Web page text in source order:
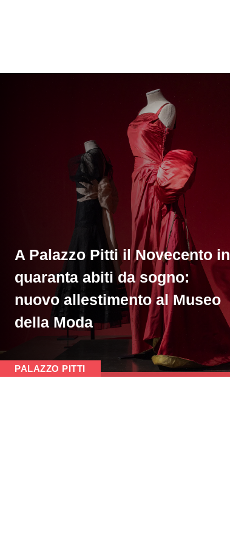
PALAZZO PITTI
A Palazzo Pitti il Novecento in
quaranta abiti da sogno:
nuovo allestimento al Museo
della Moda